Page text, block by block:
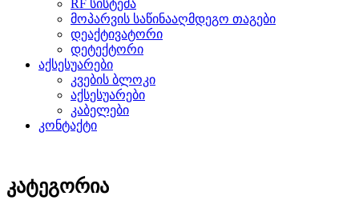
RF სისტემა
მოპარვის საწინააღმდეგო თაგები
დეაქტივატორი
დეტექტორი
აქსესუარები
კვების ბლოკი
აქსესუარები
კაბელები
კონტაქტი
კატეგორია